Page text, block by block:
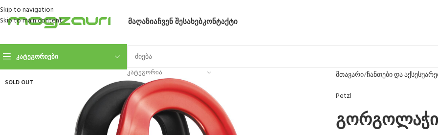
Skip to navigation
Skip to main content
ᲛᲐᲦᲐᲖᲘᲐᲩᲕᲔᲜ ᲨᲔᲡᲐᲮᲔᲑᲙᲝᲜᲢᲐᲥᲢᲘ
ᲙᲐᲢᲔᲒᲝᲠᲘᲔᲑᲘ
ᲙᲐᲢᲔᲒᲝᲠᲘᲐ
SOLD OUT
მთავარი ჩანთები და
Petzl
გორგოლაჭი